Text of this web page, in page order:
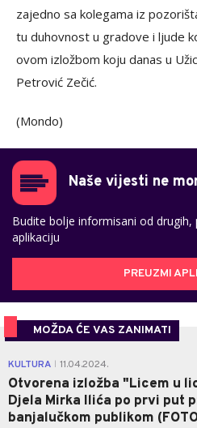
zajedno sa kolegama iz
tu duhovnost u gradove i ljude
ovom izložbom koju danas u
Petrović Zečić.
(Mondo)
Naše vijesti ne
Budite bolje informisani od
aplikaciju
PREUZMI
MOŽDA ĆE VAS ZANIMATI
KULTURA 11.04.2024.
Otvorena izložba "Licem u
Djela Mirka Ilića po prvi put
banjalučkom publikom